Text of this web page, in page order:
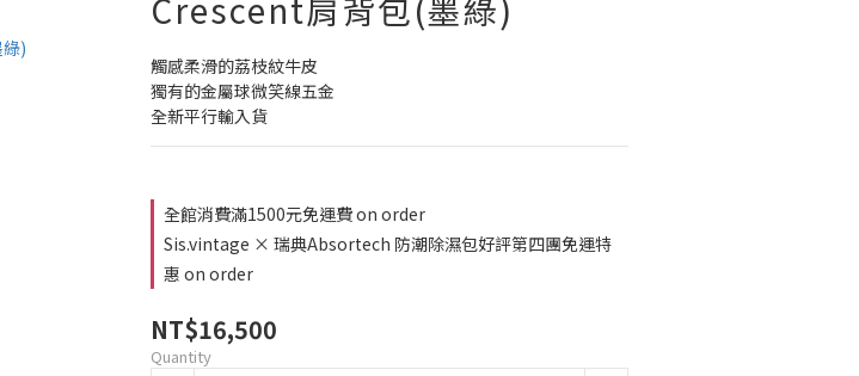
Crescent肩背包(墨綠)
觸感柔滑的荔枝紋牛皮
獨有的金屬球微笑線五金
全新平行輸入貨
全館消費滿1500元免運費 on order
Sis.vintage × 瑞典Absortech 防潮除濕包好評第四團免運特
惠 on order
NT$16,500
Quantity